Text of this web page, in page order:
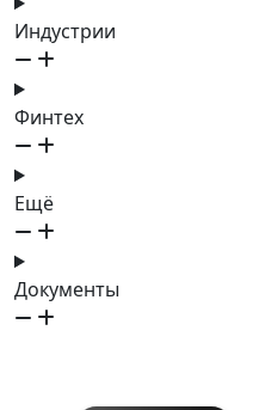
Индустрии
Финтех
Ещё
Документы